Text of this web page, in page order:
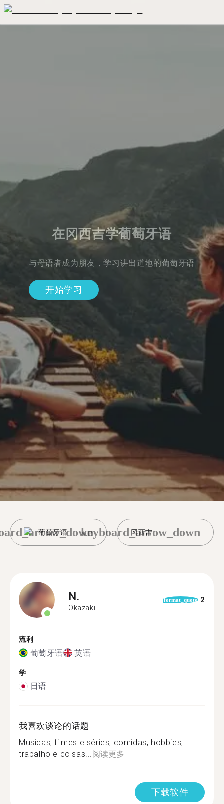
在冈西吉学葡萄牙语
与母语者成为朋友，学习讲出道地的葡萄牙语
开始学习
葡萄牙语 冈西吉
keyboard_arrow_down
N.
Okazaki
format_quote 2
流利
葡萄牙语 英语
学
日语
我喜欢谈论的话题
Musicas, filmes e séries, comidas, hobbies,
trabalho e coisas...阅读更多
下载软件